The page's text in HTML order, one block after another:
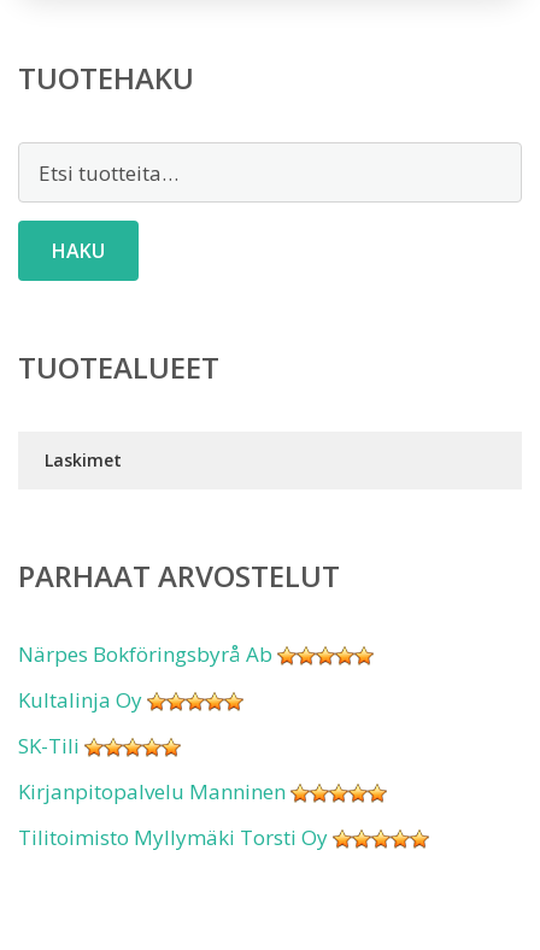
TUOTEHAKU
HAKU
TUOTEALUEET
Laskimet
PARHAAT ARVOSTELUT
Närpes Bokföringsbyrå Ab
Kultalinja Oy
SK-Tili
Kirjanpitopalvelu Manninen
Tilitoimisto Myllymäki Torsti Oy